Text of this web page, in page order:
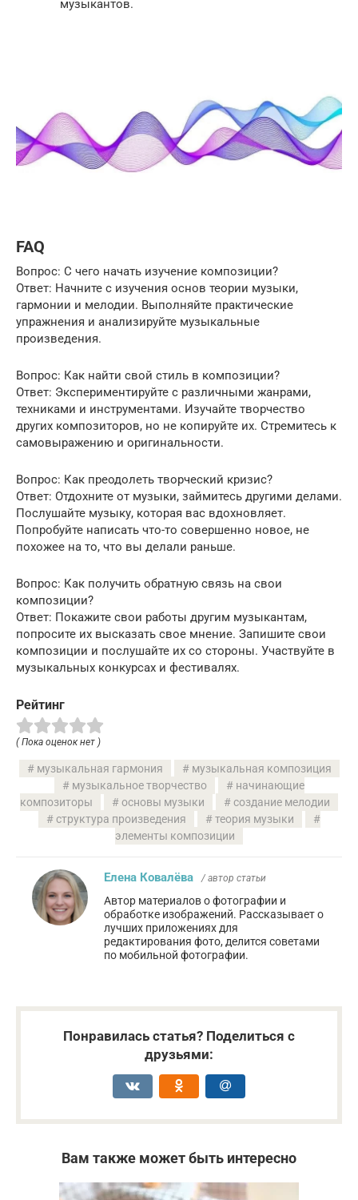
музыкантов.
FAQ
Вопрос: С чего начать изучение композиции?
Ответ: Начните с изучения основ теории музыки,
гармонии и мелодии. Выполняйте практические
упражнения и анализируйте музыкальные
произведения.
Вопрос: Как найти свой стиль в композиции?
Ответ: Экспериментируйте с различными жанрами,
техниками и инструментами. Изучайте творчество
других композиторов, но не копируйте их. Стремитесь к
самовыражению и оригинальности.
Вопрос: Как преодолеть творческий кризис?
Ответ: Отдохните от музыки, займитесь другими делами.
Послушайте музыку, которая вас вдохновляет.
Попробуйте написать что-то совершенно новое, не
похожее на то, что вы делали раньше.
Вопрос: Как получить обратную связь на свои
композиции?
Ответ: Покажите свои работы другим музыкантам,
попросите их высказать свое мнение. Запишите свои
композиции и послушайте их со стороны. Участвуйте в
музыкальных конкурсах и фестивалях.
Рейтинг
( Пока оценок нет )
музыкальная гармония
музыкальная композиция
музыкальное творчество
начинающие
композиторы
основы музыки
создание мелодии
структура произведения
теория музыки
элементы композиции
Елена Ковалёва / автор статьи
Автор материалов о фотографии и
обработке изображений. Рассказывает о
лучших приложениях для
редактирования фото, делится советами
по мобильной фотографии.
Понравилась статья? Поделиться с
друзьями:
Вам также может быть интересно